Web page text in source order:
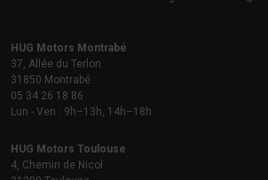
HUG Motors Montrabé
37, Allée du Terlon
31850 Montrabé
05 34 26 18 86
Lun - Ven : 9h–13h, 14h–18h
HUG Motors Toulouse
4, Chemin de Nicol